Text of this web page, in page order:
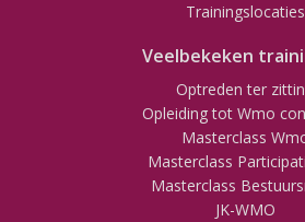
Trainingslocaties
Veelbekeken
Optreden ter
Opleiding tot Wmo
Masterclass
Masterclass
Masterclass
JK-WMO